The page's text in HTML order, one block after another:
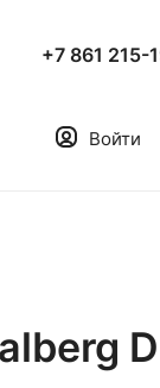
+7 861 215-
Войти